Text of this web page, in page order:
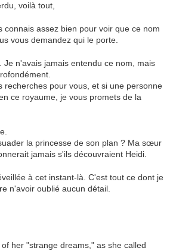
voilà tout,
connais assez bien pour voir que ce nom
vous demandez qui le porte.
Je n'avais jamais entendu ce nom, mais
recherches pour vous, et si une personne
ce royaume, je vous promets de la
la princesse de son plan ? Ma sœur
jamais s'ils découvraient Heidi.
à cet instant-là. C'est tout ce dont je
n'avoir oublié aucun détail.
her "strange dreams," as she called